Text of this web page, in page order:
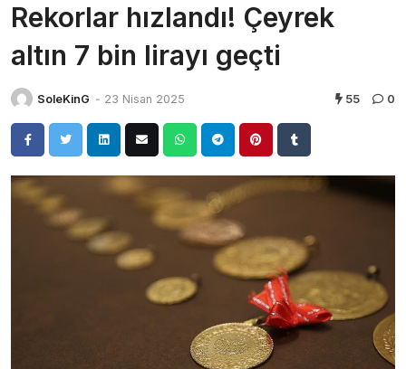
Rekorlar hızlandı! Çeyrek
altın 7 bin lirayı geçti
SoleKinG - 23 Nisan 2025 55 0